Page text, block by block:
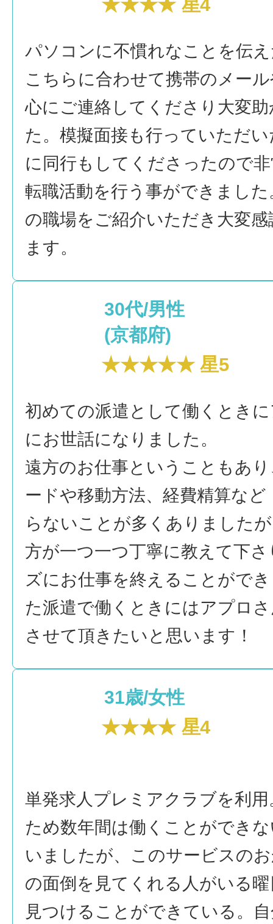
★★★★ 星4
パソコンに不慣れなことを伝
こちらに合わせて携帯のメー
心にご連絡してくださり大変
た。模擬面接も行っていただ
に同行もしてくださったので
転職活動を行う事ができました
の職場をご紹介いただき大変
ます。
30代/男性
(京都府)
★★★★★ 星5
初めての派遣として働くとき
にお世話になりました。
遠方のお仕事ということもあ
ードや移動方法、経費精算など
らないことが多くありました
方が一つ一つ丁寧に教えて下
ズにお仕事を終えることがで
た派遣で働くときにはアプロ
させて頂きたいと思います！
31歳/女性
★★★★ 星4
単発求人プレミアクラブを利
ため数年間は働くことができ
いましたが、このサービスの
の面倒を見てくれる人がいる
見つけることができている。